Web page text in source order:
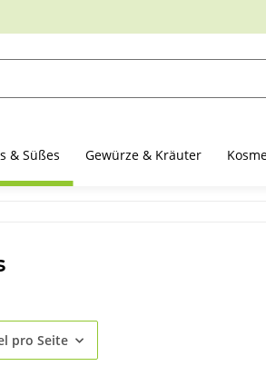
& Süßes Gewürze & Kräuter
pro Seite